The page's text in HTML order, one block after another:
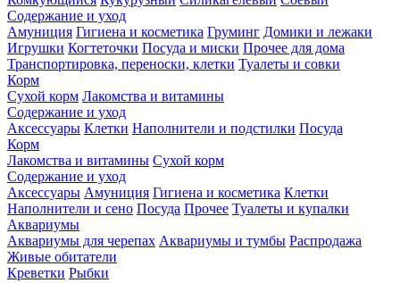
Содержание и уход
Амуниция Гигиена и косметика Груминг Домики и лежаки
Игрушки Когтеточки Посуда и миски Прочее для дома
Транспортировка, переноски, клетки Туалеты и совки
Корм
Сухой корм Лакомства и витамины
Содержание и уход
Аксессуары Клетки Наполнители и подстилки Посуда
Корм
Лакомства и витамины Сухой корм
Содержание и уход
Аксессуары Амуниция Гигиена и косметика Клетки
Наполнители и сено Посуда Прочее Туалеты и купалки
Аквариумы
Аквариумы для черепах Аквариумы и тумбы Распродажа
Живые обитатели
Креветки Рыбки